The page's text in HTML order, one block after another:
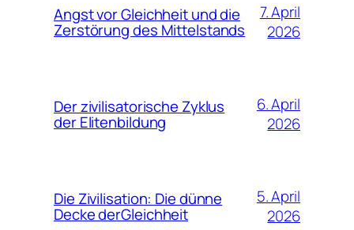
Angst vor Gleichheit und die
Zerstörung des Mittelstands
7. April
2026
Der zivilisatorische Zyklus
der Elitenbildung
6. April
2026
Die Zivilisation: Die dünne
Decke derGleichheit
5. April
2026